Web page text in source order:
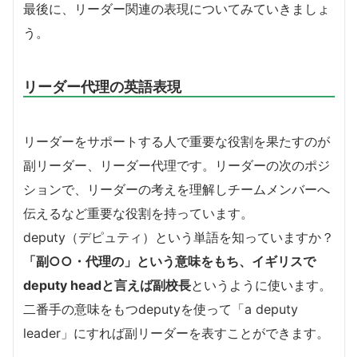
最後に、リーダー関連の表現についてみていきましょ
う。
リーダー代理の英語表現
リーダーをサポートする人で重要な役割を果たすのが
副リーダー、リーダー代理です。リーダーの次のポジ
ションで、リーダーの考えを理解しチームメンバーへ
伝えるなど重要な役割を持っています。
deputy（デピュティ）という単語を知っていますか？
「副○○・代理の」という意味をもち、イギリスで
deputy headと言えば副校長というように使います。
二番手の意味をもつdeputyを使って「a deputy
leader」にすれば副リーダーを表すことができます。